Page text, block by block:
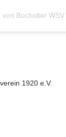
Bocholter
1920 e.V.